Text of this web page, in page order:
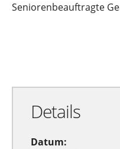
Seniorenbeauftragte
Details
Datum: